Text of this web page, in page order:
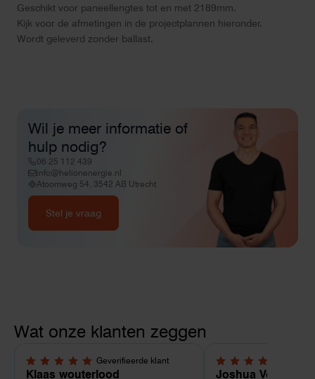
Geschikt voor paneellengtes tot en met 2189mm.
Kijk voor de afmetingen in de projectplannen hieronder.
Wordt geleverd zonder ballast.
Wil je meer informatie of
hulp nodig?
06 25 112 439
info@helionenergie.nl
Atoomweg 54, 3542 AB Utrecht
Stel je vraag
Wat onze klanten zeggen
Geverifieerde klant
5,0 van 5 sterren
Klaas wouterlood
5,0 van 5 sterren
Joshua Verdonk